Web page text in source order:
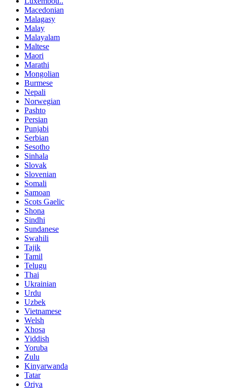
Macedonian
Malagasy
Malay
Malayalam
Maltese
Maori
Marathi
Mongolian
Burmese
Nepali
Norwegian
Pashto
Persian
Punjabi
Serbian
Sesotho
Sinhala
Slovak
Slovenian
Somali
Samoan
Scots Gaelic
Shona
Sindhi
Sundanese
Swahili
Tajik
Tamil
Telugu
Thai
Ukrainian
Urdu
Uzbek
Vietnamese
Welsh
Xhosa
Yiddish
Yoruba
Zulu
Kinyarwanda
Tatar
Oriya